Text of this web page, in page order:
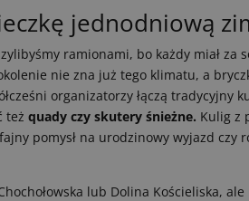
jednodniową
ramionami, bo każdy miał za
nie zna już tego klimatu, a
organizatorzy łączą tradycyjny
też quady czy skutery śnieżne. Kulig z
pomysł na urodzinowy wyjazd czy
lub Dolina Kościeliska,